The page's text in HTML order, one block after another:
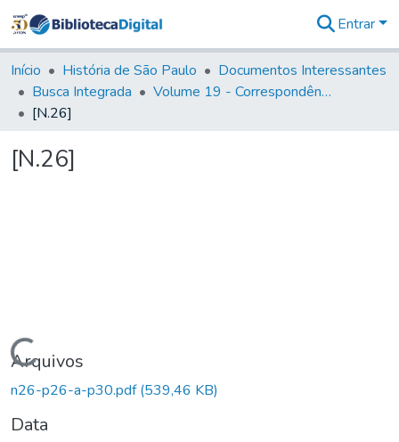
&
Coleções
Tudo na
Entrar
Início História de São Paulo
Documentos Interessantes
Busca Integrada
Volume 19 - Correspondência do Capital General D. Luiz Antonio de Souza (1767- 70)
[N.26]
[N.26]
Carregando...
Arquivos
n26-p26-a-p30.pdf(539,46 KB)
Data